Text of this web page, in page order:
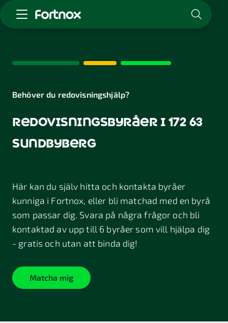
Skaffa Fortnox
Kunskap & inspiration
Logga in
Kontakt
Behöver du redovisningshjälp?
redovisningsbyråer i 172 63
sundbyberg
Här kan du själv hitta och kontakta byråer
kunniga i Fortnox, eller bli matchad med en byrå
som passar dig. Svara på några frågor och bli
kontaktad av upp till 6 byråer som vill hjälpa dig
- gratis och utan att binda dig!
Matcha mig